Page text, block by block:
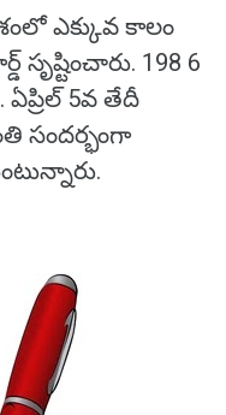
ఎక్కువ కాలం
198 6
ఏప్రిల్ 5వ తేదీ
సందర్భంగా